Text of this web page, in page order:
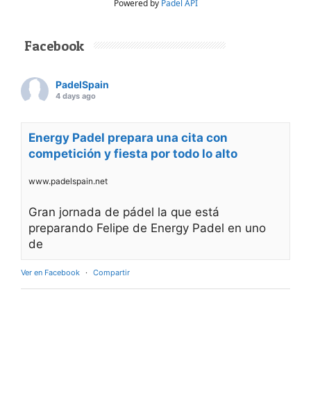
Powered by Padel API
Facebook
PadelSpain
4 days ago
Energy Padel prepara una cita con
competición y fiesta por todo lo alto
www.padelspain.net
Gran jornada de pádel la que está
preparando Felipe de Energy Padel en uno
de
Ver en Facebook · Compartir